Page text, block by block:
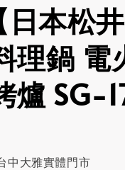
日本松
理鍋 電
爐 SG-
中大雅實體門市